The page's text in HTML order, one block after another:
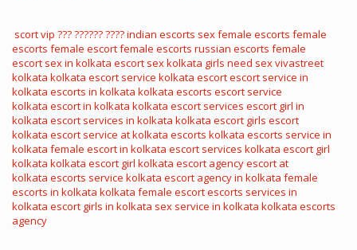
scort vip ??? ?????? ????indian escorts sexfemale escorts female
escorts female escortfemale escorts russian escorts female
escort sex in kolkata escort sexkolkata girls need sexvivastreet
kolkata kolkata escort service kolkata escortescort service in
kolkata escorts in kolkata kolkata escorts escort service
kolkata escort in kolkata kolkata escort services escort girl in
kolkata escort services in kolkata kolkata escort girls escort
kolkata escort service at kolkata escorts kolkata escorts service in
kolkata female escort in kolkata escort services kolkata escort girl
kolkata kolkata escort girl kolkata escort agencyescort at
kolkata escorts service kolkata escort agency in kolkata female
escorts in kolkata kolkata female escortescorts services in
kolkata escort girls in kolkata sex service in kolkata kolkata escorts
agency